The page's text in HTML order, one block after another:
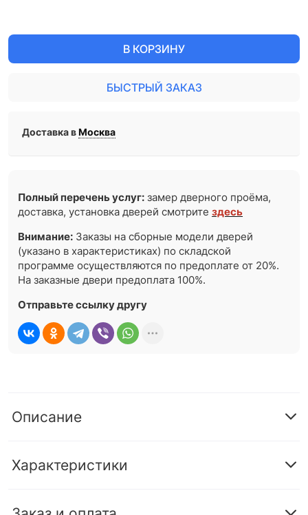
В КОРЗИНУ
БЫСТРЫЙ ЗАКАЗ
Доставка вМосква
Полный перечень услуг: замер дверного проёма,
доставка, установка дверей смотритездесь
Внимание: Заказы на сборные модели дверей
(указано в характеристиках) по складской
программе осуществляются по предоплате от 20%.
На заказные двери предоплата 100%.
Отправьте ссылку другу
Описание
Характеристики